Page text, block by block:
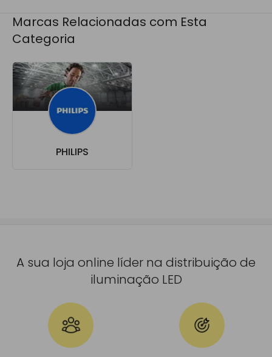
Marcas Relacionadas com Esta
Categoria
PHILIPS
A sua loja online líder na distribuição de
iluminação LED